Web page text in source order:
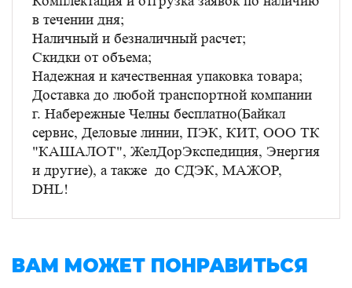
в течении дня;
Наличный и безналичный расчет;
Скидки от объема;
Надежная и качественная упаковка товара;
Доставка до любой транспортной компании
г. Набережные Челны бесплатно(Байкал
сервис, Деловые линии, ПЭК, КИТ, ООО ТК
"КАШАЛОТ", ЖелДорЭкспедиция, Энергия
и другие), а также до СДЭК, МАЖОР,
DHL!
ВАМ МОЖЕТ ПОНРАВИТЬСЯ